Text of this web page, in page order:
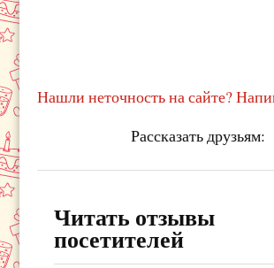
Нашли неточность на сайте?
Рассказать друзьям:
Читать отзывы
посетителей